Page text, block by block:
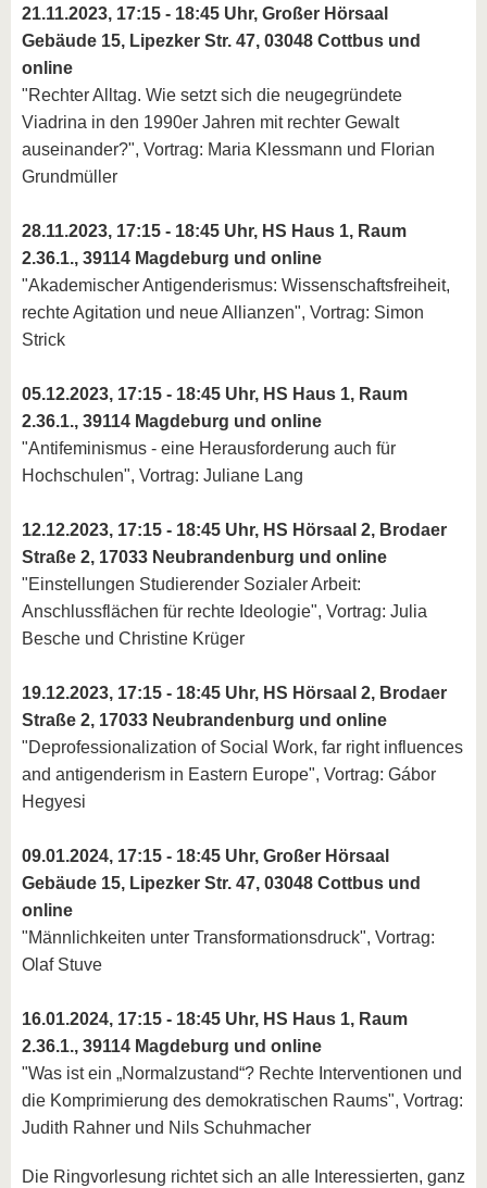
21.11.2023, 17:15 - 18:45 Uhr, Großer Hörsaal
Gebäude 15, Lipezker Str. 47, 03048 Cottbus und
online
"Rechter Alltag. Wie setzt sich die neugegründete
Viadrina in den 1990er Jahren mit rechter Gewalt
auseinander?", Vortrag: Maria Klessmann und Florian
Grundmüller
28.11.2023, 17:15 - 18:45 Uhr, HS Haus 1, Raum
2.36.1., 39114 Magdeburg und online
"Akademischer Antigenderismus: Wissenschaftsfreiheit,
rechte Agitation und neue Allianzen", Vortrag: Simon
Strick
05.12.2023, 17:15 - 18:45 Uhr, HS Haus 1, Raum
2.36.1., 39114 Magdeburg und online
"Antifeminismus - eine Herausforderung auch für
Hochschulen", Vortrag: Juliane Lang
12.12.2023, 17:15 - 18:45 Uhr, HS Hörsaal 2, Brodaer
Straße 2, 17033 Neubrandenburg und online
"Einstellungen Studierender Sozialer Arbeit:
Anschlussflächen für rechte Ideologie", Vortrag: Julia
Besche und Christine Krüger
19.12.2023, 17:15 - 18:45 Uhr, HS Hörsaal 2, Brodaer
Straße 2, 17033 Neubrandenburg und online
"Deprofessionalization of Social Work, far right influences
and antigenderism in Eastern Europe", Vortrag: Gábor
Hegyesi
09.01.2024, 17:15 - 18:45 Uhr, Großer Hörsaal
Gebäude 15, Lipezker Str. 47, 03048 Cottbus und
online
"Männlichkeiten unter Transformationsdruck", Vortrag:
Olaf Stuve
16.01.2024, 17:15 - 18:45 Uhr, HS Haus 1, Raum
2.36.1., 39114 Magdeburg und online
"Was ist ein „Normalzustand“? Rechte Interventionen und
die Komprimierung des demokratischen Raums", Vortrag:
Judith Rahner und Nils Schuhmacher
Die Ringvorlesung richtet sich an alle Interessierten, ganz